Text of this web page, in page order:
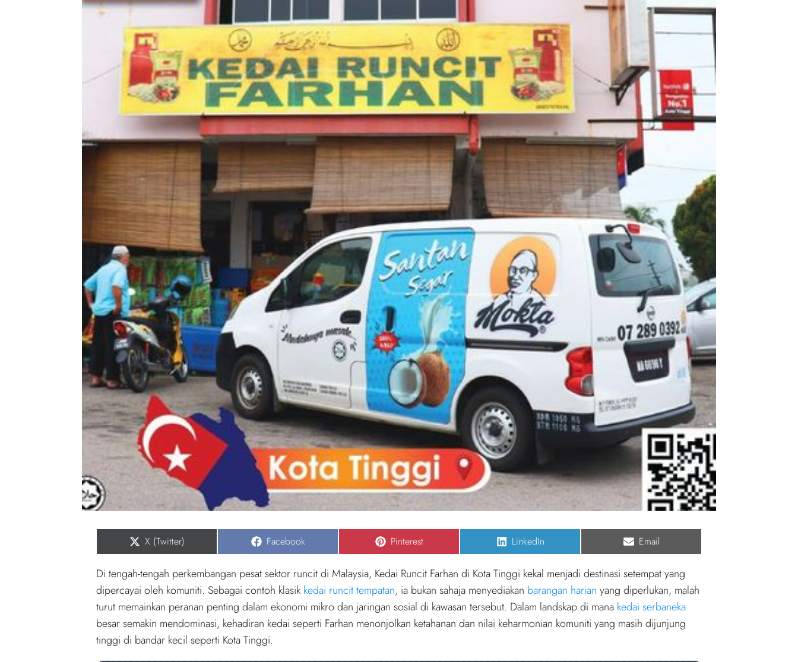
Share
X (Twitter) Share
Facebook Share
Pinterest Share
LinkedIn Share
Email
Di tengah-tengah perkembangan pesat sektor runcit di Malaysia, Kedai Runcit Farhan di Kota Tinggi kekal menjadi destinasi setempat yang
dipercayai oleh komuniti. Sebagai contoh klasik kedai runcit tempatan, ia bukan sahaja menyediakan barangan harian yang diperlukan, malah
turut memainkan peranan penting dalam ekonomi mikro dan jaringan sosial di kawasan tersebut. Dalam landskap di mana kedai serbaneka
besar semakin mendominasi, kehadiran kedai seperti Farhan menonjolkan ketahanan dan nilai keharmonian komuniti yang masih dijunjung
tinggi di bandar kecil seperti Kota Tinggi.